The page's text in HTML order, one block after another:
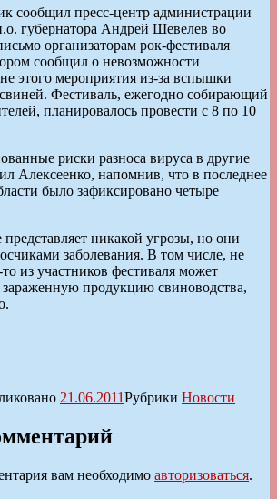
сообщил пресс-центр администрации
губернатора Андрей Шевелев во
организаторам рок-фестиваля
сообщил о невозможности
этого мероприятия из-за вспышки
Фестиваль, ежегодно собирающий
планировалось провести с 8 по 10
риски разноса вируса в другие
Алексеенко, напомнив, что в последнее
было зафиксировано четыре
никакой угрозы, но они
заболевания. В том числе, не
из участников фестиваля может
зараженную продукцию свиноводства,
21.06.2011Рубрики Новости
вам необходимо авторизоваться.